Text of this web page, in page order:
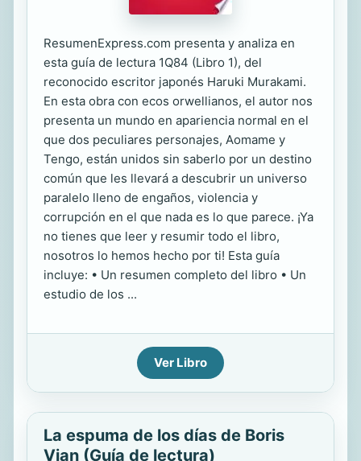
ResumenExpress.com presenta y analiza en
esta guía de lectura 1Q84 (Libro 1), del
reconocido escritor japonés Haruki Murakami.
En esta obra con ecos orwellianos, el autor nos
presenta un mundo en apariencia normal en el
que dos peculiares personajes, Aomame y
Tengo, están unidos sin saberlo por un destino
común que les llevará a descubrir un universo
paralelo lleno de engaños, violencia y
corrupción en el que nada es lo que parece. ¡Ya
no tienes que leer y resumir todo el libro,
nosotros lo hemos hecho por ti! Esta guía
incluye: • Un resumen completo del libro • Un
estudio de los ...
Ver Libro
La espuma de los días de Boris
Vian (Guía de lectura)